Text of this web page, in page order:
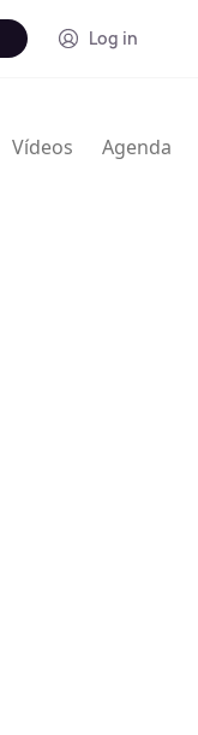
Log in
Vídeos Agenda